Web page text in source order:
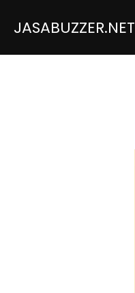
JASABUZZER.NET